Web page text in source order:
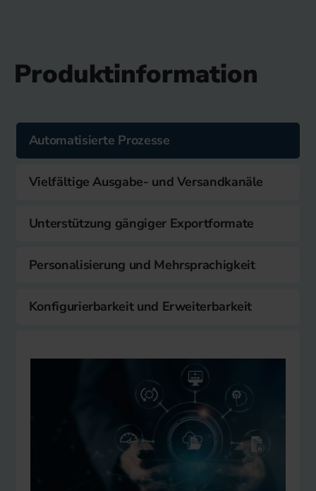
Produktinformation
Automatisierte Prozesse
Vielfältige Ausgabe- und Versandkanäle
Unterstützung gängiger Exportformate
Personalisierung und Mehrsprachigkeit
Konfigurierbarkeit und Erweiterbarkeit